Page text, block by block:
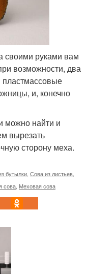
своими руками вам
возможности, два
пластмассовые
и, конечно
можно найти и
вырезать
сторону меха.
бутылки Сова из листьев
сова Меховая сова